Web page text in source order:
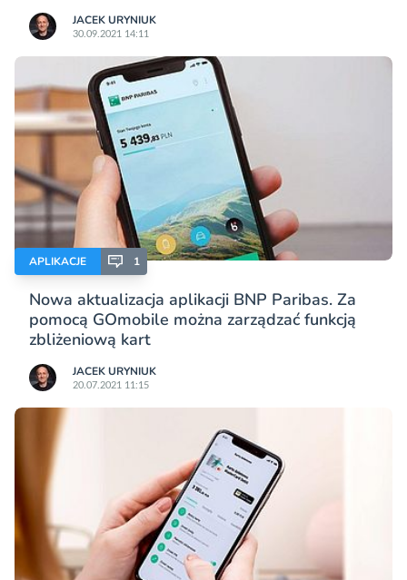
JACEK URYNIUK
30.09.2021 14:11
APLIKACJE 1
Nowa aktualizacja aplikacji BNP Paribas. Za
pomocą GOmobile można zarządzać funkcją
zbliżeniową kart
JACEK URYNIUK
20.07.2021 11:15